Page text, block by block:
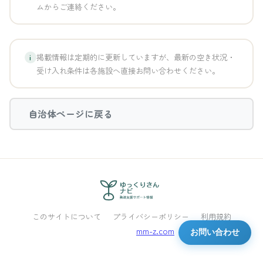
ムからご連絡ください。
i 掲載情報は定期的に更新していますが、最新の空き状況・
受け入れ条件は各施設へ直接お問い合わせください。
自治体ページに戻る
お問い合わせ
このサイトについて プライバシーポリシー 利用規約
mm-z.com